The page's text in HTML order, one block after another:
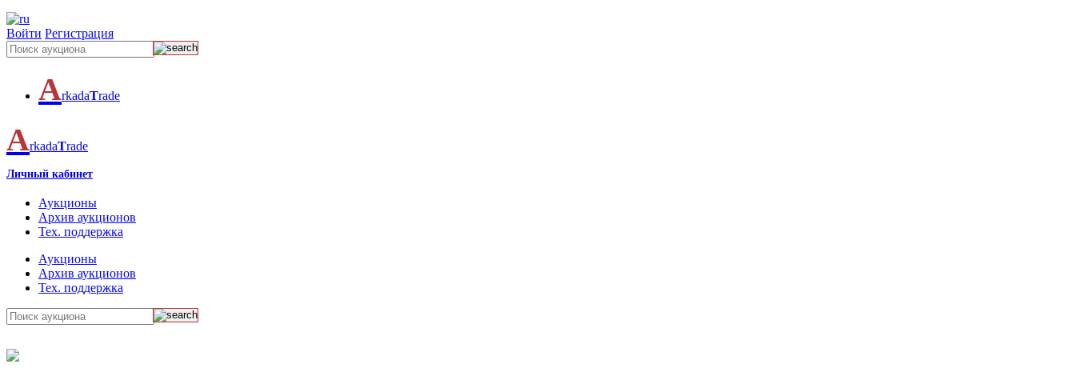
Войти Регистрация
ArkadaTrade
ArkadaTrade
Личный кабинет
Аукционы
Архив аукционов
Тех. поддержка
Аукционы
Архив аукционов
Тех. поддержка